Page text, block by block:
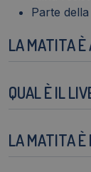
Parte
LA MATITA È
QUAL È IL
LA MATITA È